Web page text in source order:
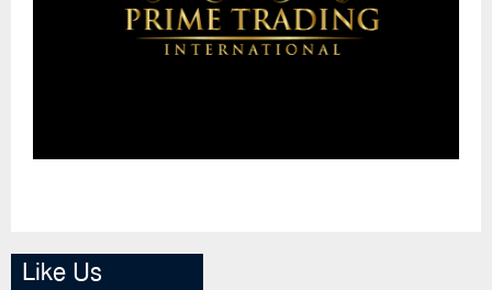
Like Us